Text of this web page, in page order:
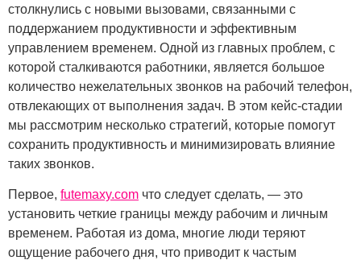
столкнулись с новыми вызовами, связанными с
поддержанием продуктивности и эффективным
управлением временем. Одной из главных проблем, с
которой сталкиваются работники, является большое
количество нежелательных звонков на рабочий телефон,
отвлекающих от выполнения задач. В этом кейс-стадии
мы рассмотрим несколько стратегий, которые помогут
сохранить продуктивность и минимизировать влияние
таких звонков.
Первое, futemaxy.com что следует сделать, — это
установить четкие границы между рабочим и личным
временем. Работая из дома, многие люди теряют
ощущение рабочего дня, что приводит к частым